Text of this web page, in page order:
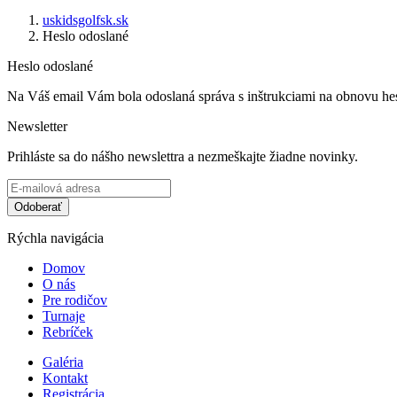
uskidsgolfsk.sk
Heslo odoslané
Heslo odoslané
Na Váš email Vám bola odoslaná správa s inštrukciami na obnovu
Newsletter
Prihláste sa do nášho newslettra a nezmeškajte žiadne novinky.
Odoberať
Rýchla navigácia
Domov
O nás
Pre rodičov
Turnaje
Rebríček
Galéria
Kontakt
Registrácia